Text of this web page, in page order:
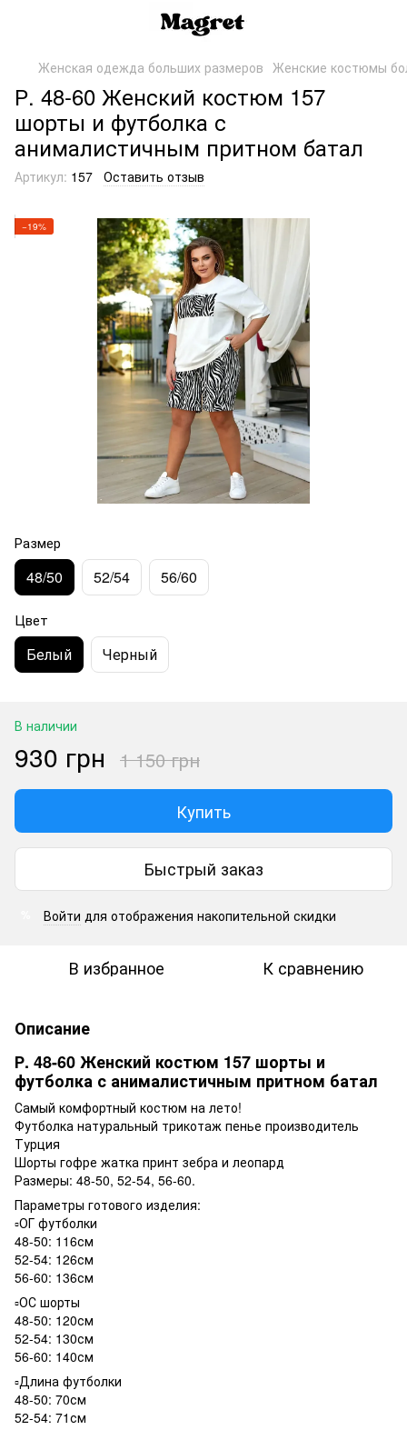
Женская одежда больших размеров Женские костюмы
Р. 48-60 Женский костюм 157
шорты и футболка с
анималистичным притном батал
Артикул: 157 Оставить отзыв
−19%
Размер
48/50 52/54 56/60
Цвет
Белый Черный
В наличии
930 грн 1 150 грн
Купить
Быстрый заказ
Войти для отображения накопительной скидки
В избранное К сравнению
Описание
Р. 48-60 Женский костюм 157 шорты и
футболка с анималистичным притном батал
Самый комфортный костюм на лето!
Футболка натуральный трикотаж пенье производитель
Турция
Шорты гофре жатка принт зебра и леопард
Размеры: 48-50, 52-54, 56-60.
Параметры готового изделия:
▫️ОГ футболки
48-50: 116см
52-54: 126см
56-60: 136см
▫️ОС шорты
48-50: 120см
52-54: 130см
56-60: 140см
▫️Длина футболки
48-50: 70см
52-54: 71см